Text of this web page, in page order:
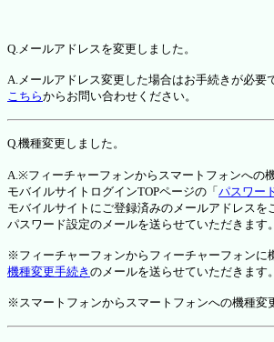
Q.メールアドレスを変更しました。
A.メールアドレス変更した場合はお手続きが必要
こちらからお問い合わせください。
Q.機種変更しました。
A.※フィーチャーフォンからスマートフォンへの
モバイルサイトログインTOPページの「 パスワー
モバイルサイトにご登録済みのメールアドレスを
パスワード設定のメールを送らせていただきます。
※フィーチャーフォンからフィーチャーフォンに
機種変更手続き のメールを送らせていただきます。
※スマートフォンからスマートフォンへの機種変